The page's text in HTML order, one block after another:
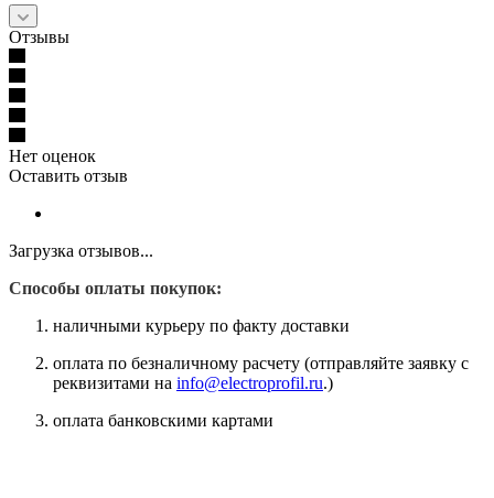
Отзывы
Нет оценок
Оставить отзыв
Загрузка отзывов...
Способы оплаты покупок:
наличными курьеру по факту доставки
оплата по безналичному расчету (отправляйте заявку с
реквизитами на info@electroprofil.ru.)
оплата банковскими картами